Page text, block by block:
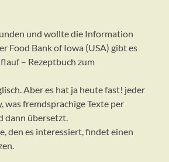
und wollte die Information
Food Bank of Iowa (USA) gibt es
– Rezeptbuch zum
Aber es hat ja heute fast! jeder
was fremdsprachige Texte per
dann übersetzt.
den es interessiert, findet einen